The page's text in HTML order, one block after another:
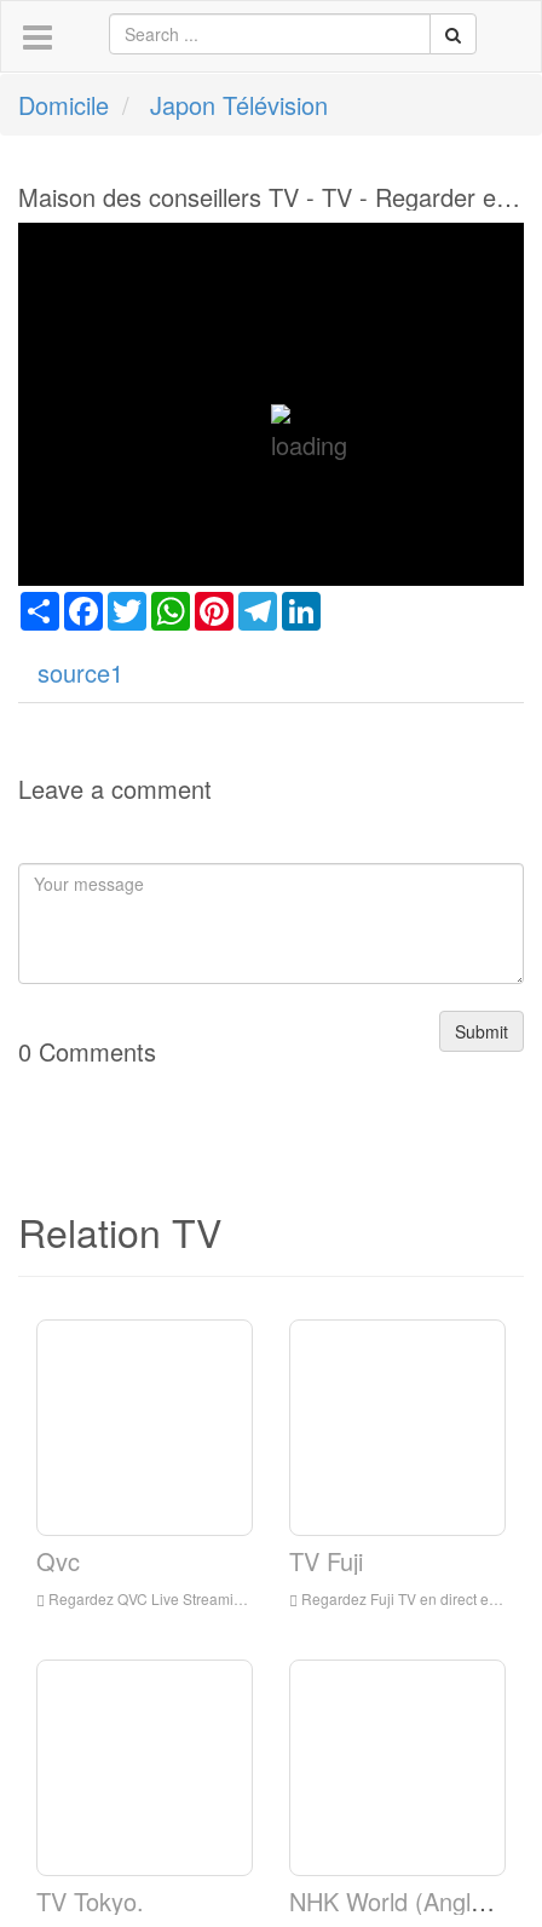
Domicile Japon Télévision
Maison des conseillers TV - TV - Regarder en ligne
ShareFacebook
TwitterWhatsApp
PinterestTelegram
source1
Leave a comment
Submit
0 Comments
Relation TV
Qvc
Regardez QVC Live Streaming en ligne, QVC Live Streaming, QVC est une chaîne de télévision au Japon
TV Fuji
Regardez Fuji TV en direct en ligne, Fuji TV HD Streaming en direct, Fuji TV Montre Live TV du Japon
TV Tokyo. NHK World (Anglais)